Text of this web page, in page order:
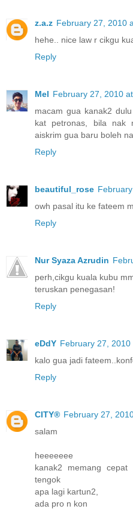
z.a.z February 27, 2010
hehe.. nice law r cikgu
Reply
Mel February 27, 2010
macam gua kanak2
kat petronas, bila nak
aiskrim gua baru boleh
Reply
beautiful_rose
owh pasal itu ke fateem
Reply
Nur Syaza Azrudin
perh,cikgu kuala kubu
teruskan penegasan!
Reply
eDdY February 27, 2010
kalo gua jadi
Reply
CITY® February 27,
salam
heeeeeee
kanak2 memang
tengok
apa lagi kartun2,
ada pro n kon